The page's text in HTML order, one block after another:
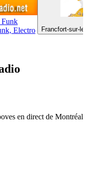
Electro
Francfort-sur-
en direct de Montréal